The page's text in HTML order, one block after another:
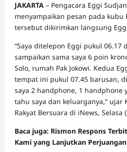
JAKARTA – Pengacara Eggi
menyampaikan pesan pada kubu
tersebut dikirimkan langsung
“Saya ditelepon Eggi pukul 06.17
sampaikan sama saya 6 poin
Solo, rumah Pak Jokowi. Kedua
tempat ini pukul 07.45 barusan,
saya 2 handphone, 1 handphone
tahu saya dan keluarganya,”
Rakyat Bersuara di iNews, Selasa
Baca juga: Rismon Respons
Kami yang Lanjutkan